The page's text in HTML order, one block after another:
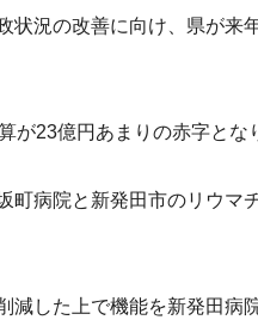
状況の改善に向け、県が
が23億円あまりの赤字とな
町病院と新発田市のリウ
減した上で機能を新発田